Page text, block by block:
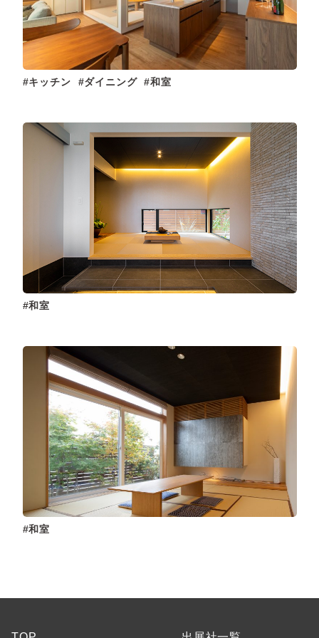
キッチン ダイニング 和室
和室
和室